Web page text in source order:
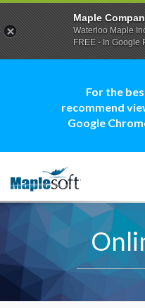
For the
recommend
Google
Maple
Waterloo Maple
FREE - In Google